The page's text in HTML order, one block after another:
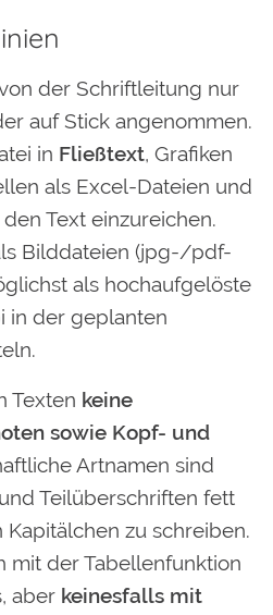
der Schriftleitung nur
auf Stick angenommen.
in Fließtext, Grafiken
als Excel-Dateien und
Text einzureichen.
Bilddateien (jpg-/pdf-
als hochaufgelöste
in der geplanten
Texten keine
sowie Kopf- und
Artnamen sind
Teilüberschriften fett
zu schreiben.
mit der Tabellenfunktion
aber keinesfalls mit